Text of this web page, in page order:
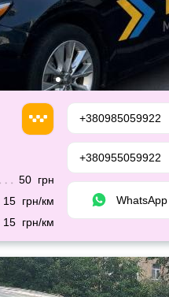
50 грн
15 грн/км
15 грн/км
+380985059922
+380955059922
WhatsApp